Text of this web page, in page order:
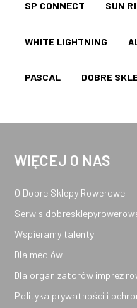
SP CONNECT SUN
WHITE LIGHTNING
PASCAL DOBRE
WIĘCEJ O NAS
O Dobre Sklepy Rowerowe
Serwis
Wspieramy talenty
Dla mediów
Dla organizatorów imprez
Polityka prywatności i